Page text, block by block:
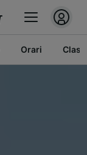
Orari